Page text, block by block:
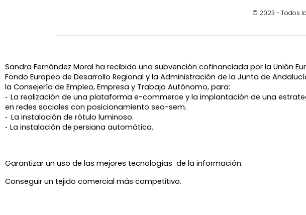
© 2023 - Todos
Sandra Fernández Moral ha recibido una subvención cofinanciada por la Unión
Fondo Europeo de Desarrollo Regional y la Administración de la Junta de
la Consejería de Empleo, Empresa y Trabajo Autónomo, para:
· La realización de una plataforma e-commerce y la implantación de una
en redes sociales con posicionamiento seo-sem.
· La instalación de rótulo luminoso.
· La instalación de persiana automática.
Garantizar un uso de las mejores tecnologías de la información.
Conseguir un tejido comercial más competitivo.